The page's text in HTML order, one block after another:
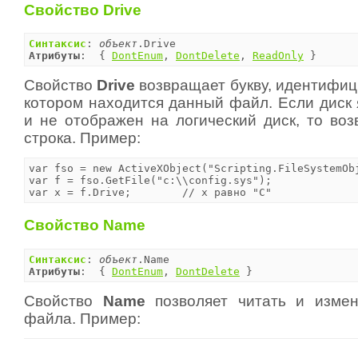
Свойство Drive
Синтаксис : объект
Атрибуты :  { DontEnum , DontDelete , ReadOnly }
Свойство Drive возвращает букву,
котором находится данный файл. Если диск
и не отображен на логический диск, то
строка. Пример:
var fso = new
var f = fso.GetFile("c:\\config.sys");
var x = f.Drive;	// x равно "C"
Свойство Name
Синтаксис : объект
Атрибуты :  { DontEnum , DontDelete }
Свойство Name позволяет читать и
файла. Пример: